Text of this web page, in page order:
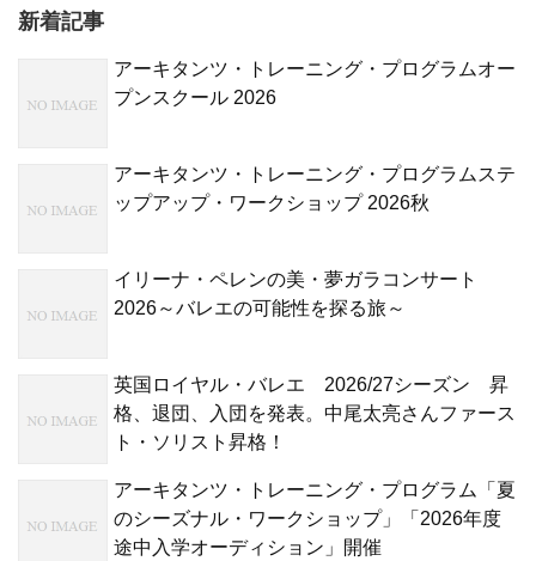
新着記事
アーキタンツ・トレーニング・プログラムオー
プンスクール 2026
アーキタンツ・トレーニング・プログラムステ
ップアップ・ワークショップ 2026秋
イリーナ・ペレンの美・夢ガラコンサート
2026～バレエの可能性を探る旅～
英国ロイヤル・バレエ 2026/27シーズン 昇
格、退団、入団を発表。中尾太亮さんファース
ト・ソリスト昇格！
アーキタンツ・トレーニング・プログラム「夏
のシーズナル・ワークショップ」「2026年度
途中入学オーディション」開催